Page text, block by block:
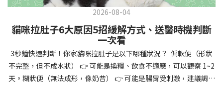
創造更和諧的相處模式。培養社交技能與適應能力及早接觸各種環
境和刺激，能幫助幼犬成長為自信穩定的成犬。適當的社會化訓練
讓牠們學會如何與其他狗狗、動物和人類和平相處，減少恐懼或攻
擊行為。這種適應能力使幼犬未來能從容面對獸醫檢查、美容
salon、寄宿或旅行等各種情境，大大提升生活品質。 訓練幼犬不只
是教會指令，更是塑造性格和習慣的過程！ 透過耐心且一致的訓
練，你不僅能擁有一隻聽話的好狗狗，更能建立起相互尊重的終身
2026-08-04
貓咪拉肚子6大原因5招緩解方式、送醫時機判斷
一次看
3秒鐘快速判斷！你家貓咪拉肚子是以下哪種狀況？ 偏軟便（形狀
不完整，但不成水狀） 👉 可能是換糧、飲食不適應，可以觀察 1~2
天。糊狀便（無法成形，像奶昔） 👉 可能是腸胃受刺激，建議調整